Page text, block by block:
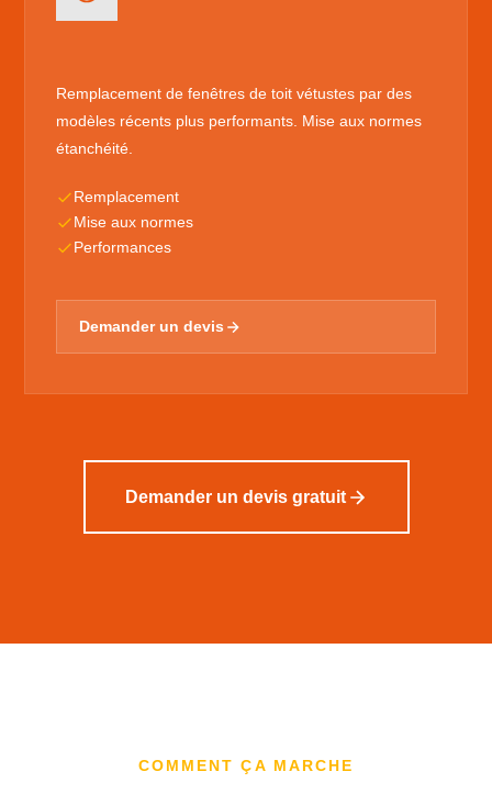
Remplacement de fenêtres de toit vétustes par des
modèles récents plus performants. Mise aux normes
étanchéité.
Remplacement
Mise aux normes
Performances
Demander un devis
Demander un devis gratuit
COMMENT ÇA MARCHE